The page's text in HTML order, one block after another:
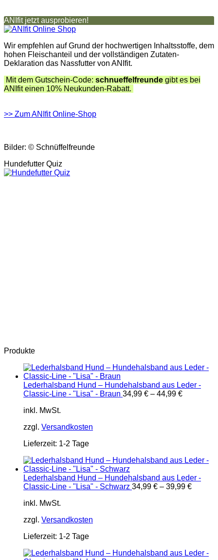
ANIfit jetzt ausprobieren!
Wir empfehlen auf Grund der hochwertigen Inhaltsstoffe, dem
hohen Fleischanteil und der vollständigen Zutaten-
Deklaration das Nassfutter von ANIfit.
Mit dem Gutschein-Code: schnueffelfreunde gibt es bei
ANIfit einen 10% Neukunden-Rabatt.
>> Zum ANIfit Online-Shop
Bilder: © Schnüffelfreunde
Hundefutter Quiz
Produkte
Lederhalsband Hund – Hundehalsband aus Leder -
Classic-Line - "Lisa" - Braun 34,99 € – 44,99 €
inkl. MwSt.
zzgl. Versandkosten
Lieferzeit: 1-2 Tage
Lederhalsband Hund – Hundehalsband aus Leder -
Classic-Line - "Lisa" - Schwarz 34,99 € – 39,99 €
inkl. MwSt.
zzgl. Versandkosten
Lieferzeit: 1-2 Tage